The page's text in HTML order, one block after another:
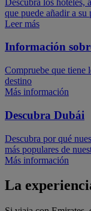
que puede añadir a
Leer más
Información
Compruebe que tiene
destino
Más información
Descubra Dubái
Descubra por qué
más populares de
Más información
La